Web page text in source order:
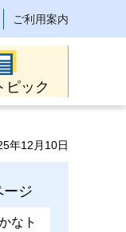
ご利用案内
ピック
年12月10日
ージ
なト